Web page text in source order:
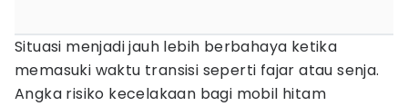
Situasi menjadi jauh lebih berbahaya ketika
memasuki waktu transisi seperti fajar atau senja.
Angka risiko kecelakaan bagi mobil hitam